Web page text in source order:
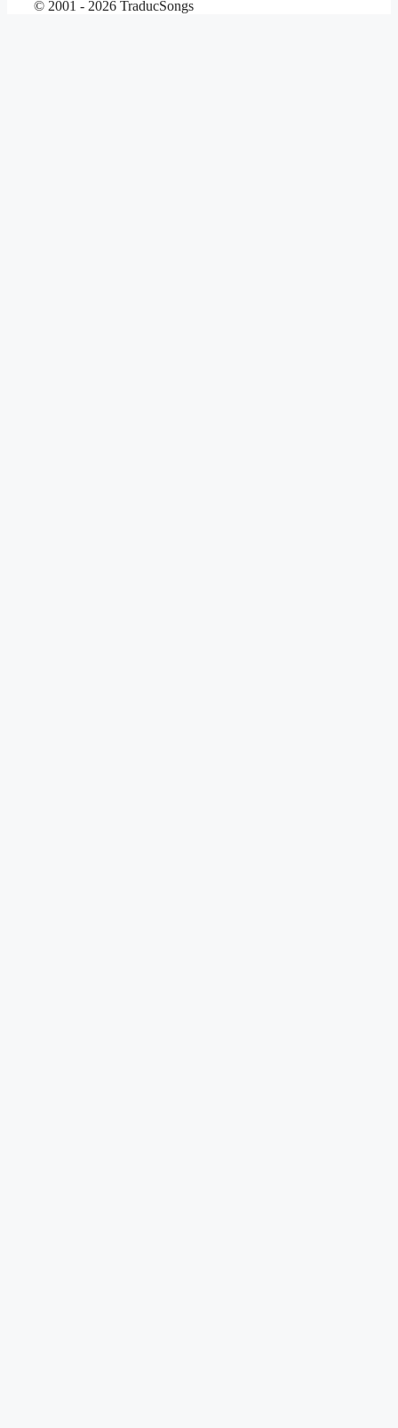
© 2001 - 2026 TraducSongs